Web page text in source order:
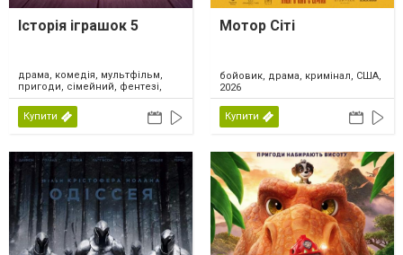
Історія іграшок 5
драма, комедія, мультфільм,
пригоди, сімейний, фентезі,
США, 2026
Купити
Мотор Сіті
бойовик, драма, кримінал, США,
2026
Купити